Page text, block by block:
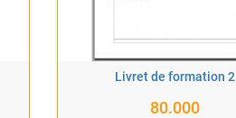
Livret de formation 2
80.000